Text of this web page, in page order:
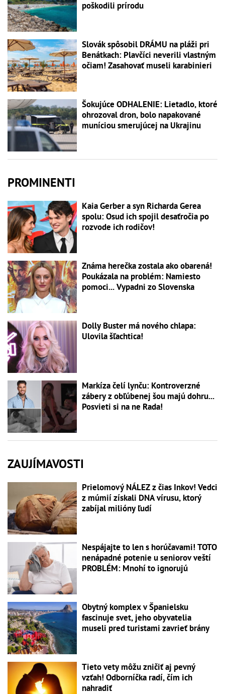
poškodili prírodu
Slovák spôsobil DRÁMU na pláži pri
Benátkach: Plavčíci neverili vlastným
očiam! Zasahovať museli karabinieri
Šokujúce ODHALENIE: Lietadlo, ktoré
ohrozoval dron, bolo napakované
muníciou smerujúcej na Ukrajinu
PROMINENTI
Kaia Gerber a syn Richarda Gerea
spolu: Osud ich spojil desaťročia po
rozvode ich rodičov!
Známa herečka zostala ako obarená!
Poukázala na problém: Namiesto
pomoci... Vypadni zo Slovenska
Dolly Buster má nového chlapa:
Ulovila šľachtica!
Markíza čelí lynču: Kontroverzné
zábery z obľúbenej šou majú dohru...
Posvieti si na ne Rada!
ZAUJÍMAVOSTI
Prielomový NÁLEZ z čias Inkov! Vedci
z múmií získali DNA vírusu, ktorý
zabíjal milióny ľudí
Nespájajte to len s horúčavami! TOTO
nenápadné potenie u seniorov veští
PROBLÉM: Mnohí to ignorujú
Obytný komplex v Španielsku
fascinuje svet, jeho obyvatelia
museli pred turistami zavrieť brány
Tieto vety môžu zničiť aj pevný
vzťah! Odborníčka radí, čím ich
nahradiť